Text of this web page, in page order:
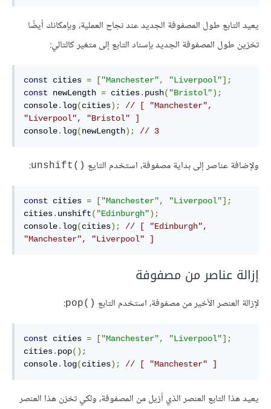
يعيد التابع طول المصفوفة الجديد عند نجاح العملية، وبإمكانك أيضًا
تخزين طول المصفوفة الجديد بإسناد التابع إلى متغير كالتالي:
const cities = ["Manchester", "Liverpool"];
const newLength = cities. push( "Bristol");
console. log(cities);
// [ "Manchester",
"Liverpool", "Bristol" ]
console. log(newLength); // 3
وﻹضافة عناصر إلى بداية مصفوفة، استخدم التايع ()unshift
:
const cities = ["Manchester", "Liverpool"];
cities. unshift( "Edinburgh");
console. log(cities);
// [ "Edinburgh",
"Manchester", "Liverpool" ]
إزالة عناصر من مصفوفة
ﻹزالة العنصر اﻷخير من مصفوفة، استخدم التابع ()pop
:
const cities = ["Manchester", "Liverpool"];
cities. pop();
console. log(cities); // [ "Manchester" ]
يعيد هذا التابع العنصر الذي أزيل من المصفوفة، ولكي تخزن هذا العنصر